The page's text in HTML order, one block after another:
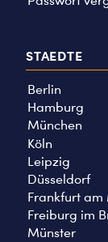
STAEDTE
Berlin
Hamburg
München
Köln
Leipzig
Düsseldorf
Frankfurt am
Freiburg im
Münster